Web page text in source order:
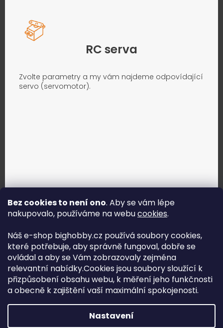
Bez cookies to není ono. Aby se vám lépe
nakupovalo, používáme na webucookies.
Náš e-shop bighobby.cz používá soubory cookies,
které potřebuje, aby správně fungoval, dobře se
ovládal a aby se Vám zobrazovaly zejména
relevantní nabídky.Cookies jsou soubory sloužící k
přizpůsobení obsahu webu, k měření jeho funkčnosti
a obecně k zajištění vaší maximální spokojenosti.
Nastavení
RC serva
Zvolte parametry a my vám najdeme odpovídající
servo (servomotor).
Jak vybrat správné servo?
Najít správné servo
Copyright (c) 2016 -2026 Big hobby.cz - všechna práva